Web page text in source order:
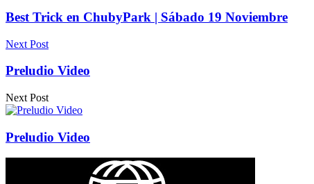
Best Trick en ChubyPark | Sábado 19 Noviembre
Next Post
Preludio Video
Next Post
Preludio Video